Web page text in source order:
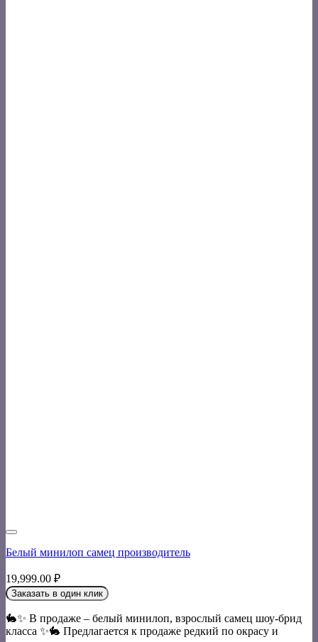
Белый минилоп самец производитель
19,999.00 ₽
Заказать в один клик
🐇✨ В продаже – белый минилоп, взрослый самец шоу-брид
класса ✨🐇 Предлагается к продаже редкий по окрасу и